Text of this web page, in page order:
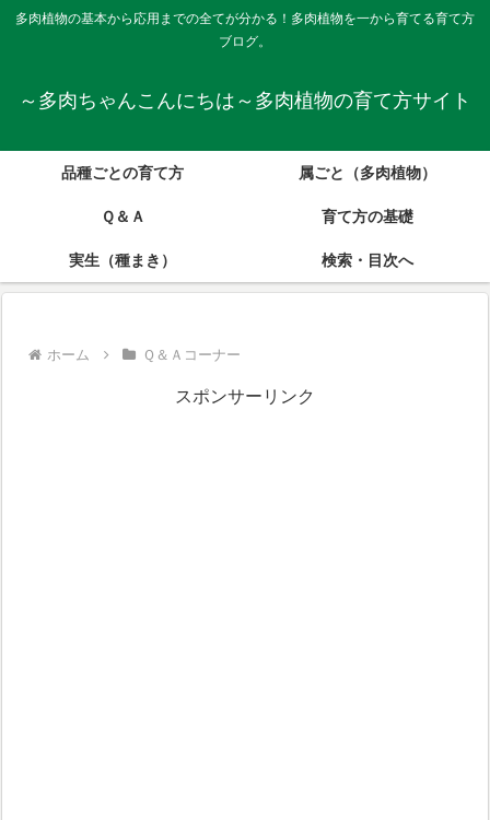
多肉植物の基本から応用までの全てが分かる！多肉植物を一から育てる育て方
ブログ。
～多肉ちゃんこんにちは～多肉植物の育て方サイト
品種ごとの育て方 属ごと（多肉植物）
Ｑ＆Ａ 育て方の基礎
実生（種まき） 検索・目次へ
ホーム Ｑ＆Ａコーナー
スポンサーリンク